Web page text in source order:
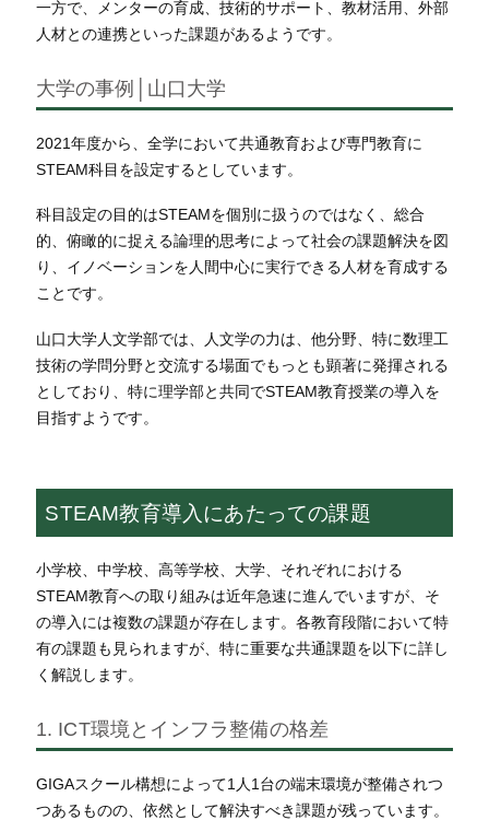
一方で、メンターの育成、技術的サポート、教材活用、外部
人材との連携といった課題があるようです。
大学の事例│山口大学
2021年度から、全学において共通教育および専門教育に
STEAM科目を設定するとしています。
科目設定の目的はSTEAMを個別に扱うのではなく、総合
的、俯瞰的に捉える論理的思考によって社会の課題解決を図
り、イノベーションを人間中心に実行できる人材を育成する
ことです。
山口大学人文学部では、人文学の力は、他分野、特に数理工
技術の学問分野と交流する場面でもっとも顕著に発揮される
としており、特に理学部と共同でSTEAM教育授業の導入を
目指すようです。
STEAM教育導入にあたっての課題
小学校、中学校、高等学校、大学、それぞれにおける
STEAM教育への取り組みは近年急速に進んでいますが、そ
の導入には複数の課題が存在します。各教育段階において特
有の課題も見られますが、特に重要な共通課題を以下に詳し
く解説します。
1. ICT環境とインフラ整備の格差
GIGAスクール構想によって1人1台の端末環境が整備されつ
つあるものの、依然として解決すべき課題が残っています。